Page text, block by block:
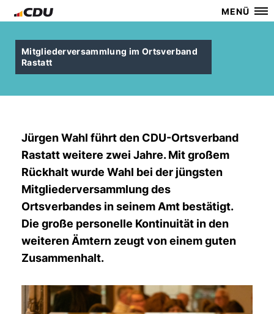
MENÜ
Mitgliederversammlung im Ortsverband
Rastatt
Jürgen Wahl führt den CDU-Ortsverband
Rastatt weitere zwei Jahre. Mit großem
Rückhalt wurde Wahl bei der jüngsten
Mitgliederversammlung des
Ortsverbandes in seinem Amt bestätigt.
Die große personelle Kontinuität in den
weiteren Ämtern zeugt von einem guten
Zusammenhalt.